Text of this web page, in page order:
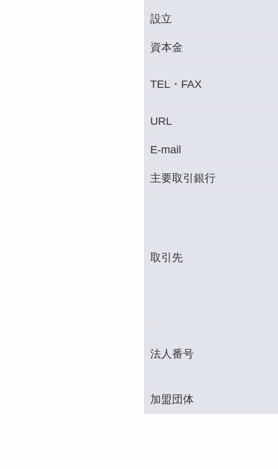
設立
資本金
TEL・FAX
URL
E-mail
主要取引銀行
取引先
法人番号
加盟団体